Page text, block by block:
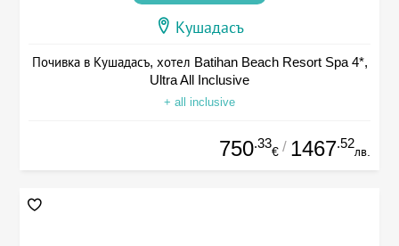
Кушадасъ
Почивка в Кушадасъ, хотел Batihan Beach Resort Spa 4*,
Ultra All Inclusive
+ all inclusive
750.33
€ / 1467.52
лв.